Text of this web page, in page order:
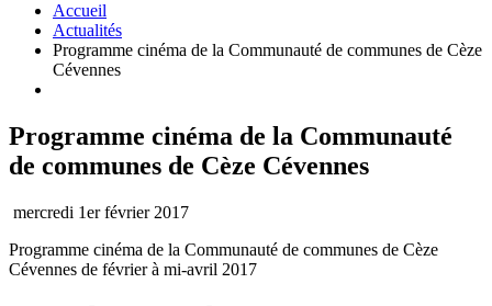
Accueil
Actualités
Programme cinéma de la Communauté de communes de Cèze
Cévennes
Programme cinéma de la Communauté
de communes de Cèze Cévennes
mercredi 1er février 2017
Programme cinéma de la Communauté de communes de Cèze
Cévennes de février à mi-avril 2017